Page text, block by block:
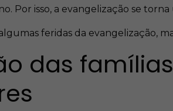
Por isso, a evangelização se
feridas da evangelização,
das